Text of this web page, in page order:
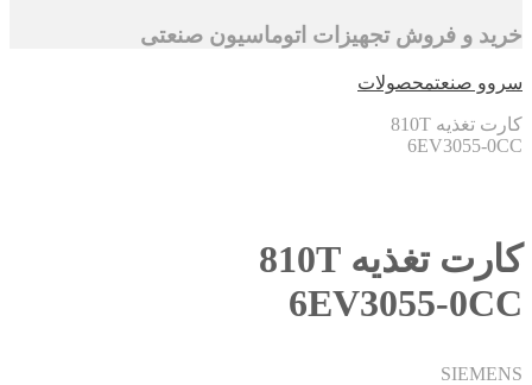
خرید و فروش تجهیزات اتوماسیون صنعتی
سروو صنعتمحصولات
کارت تغذیه 810T
6EV3055-0CC
کارت تغذیه 810T
6EV3055-0CC
SIEMENS